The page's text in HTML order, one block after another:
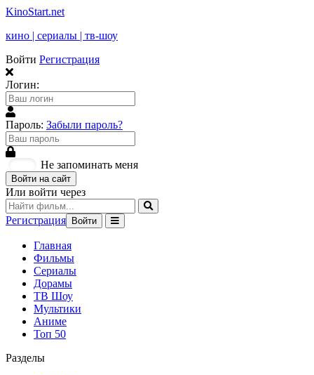
KinoStart.net
кино | сериалы | тв-шоу
Войти Регистрация
Логин:
Пароль: Забыли пароль?
Не запоминать меня
Войти на сайт
Или войти через
Регистрация Войти
Главная
Фильмы
Сериалы
Дорамы
ТВ Шоу
Мультики
Аниме
Топ 50
Разделы